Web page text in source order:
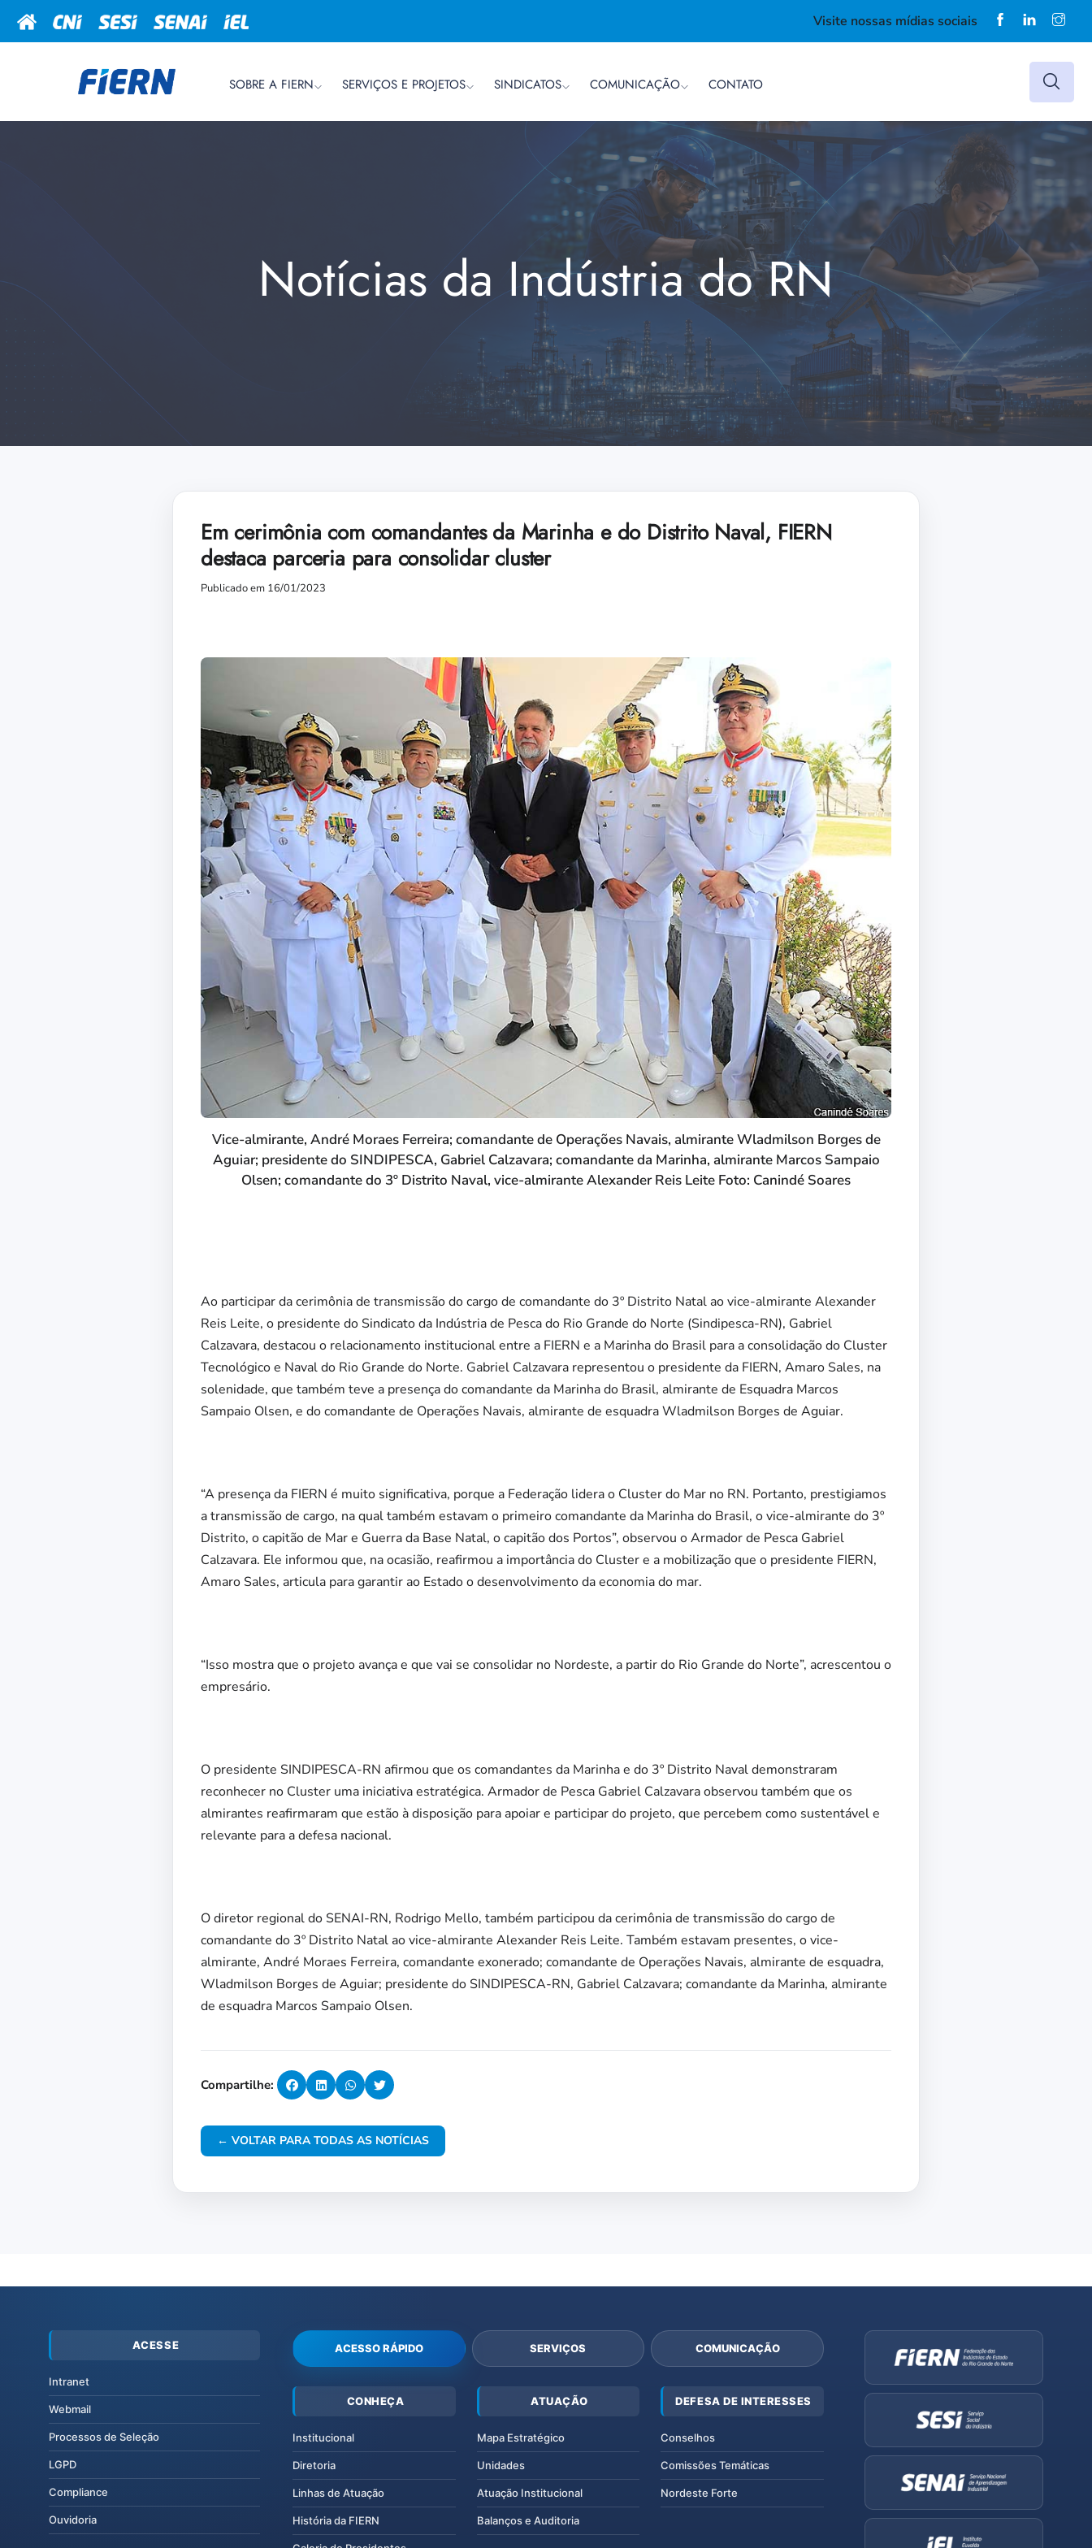
Visite nossas mídias sociais
SOBRE A FIERN SERVIÇOS E PROJETOS SINDICATOS COMUNICAÇÃO CONTATO
Notícias da Indústria do RN
Em cerimônia com comandantes da Marinha e do Distrito Naval, FIERN
destaca parceria para consolidar cluster
Publicado em 16/01/2023
Vice-almirante, André Moraes Ferreira; comandante de Operações Navais, almirante Wladmilson Borges de
Aguiar; presidente do SINDIPESCA, Gabriel Calzavara; comandante da Marinha, almirante Marcos Sampaio
Olsen; comandante do 3º Distrito Naval, vice-almirante Alexander Reis Leite Foto: Canindé Soares
Ao participar da cerimônia de transmissão do cargo de comandante do 3º Distrito Natal ao vice-almirante Alexander
Reis Leite, o presidente do Sindicato da Indústria de Pesca do Rio Grande do Norte (Sindipesca-RN), Gabriel
Calzavara, destacou o relacionamento institucional entre a FIERN e a Marinha do Brasil para a consolidação do Cluster
Tecnológico e Naval do Rio Grande do Norte. Gabriel Calzavara representou o presidente da FIERN, Amaro Sales, na
solenidade, que também teve a presença do comandante da Marinha do Brasil, almirante de Esquadra Marcos
Sampaio Olsen, e do comandante de Operações Navais, almirante de esquadra Wladmilson Borges de Aguiar.
“A presença da FIERN é muito significativa, porque a Federação lidera o Cluster do Mar no RN. Portanto, prestigiamos
a transmissão de cargo, na qual também estavam o primeiro comandante da Marinha do Brasil, o vice-almirante do 3º
Distrito, o capitão de Mar e Guerra da Base Natal, o capitão dos Portos”, observou o Armador de Pesca Gabriel
Calzavara. Ele informou que, na ocasião, reafirmou a importância do Cluster e a mobilização que o presidente FIERN,
Amaro Sales, articula para garantir ao Estado o desenvolvimento da economia do mar.
“Isso mostra que o projeto avança e que vai se consolidar no Nordeste, a partir do Rio Grande do Norte”, acrescentou o
empresário.
O presidente SINDIPESCA-RN afirmou que os comandantes da Marinha e do 3º Distrito Naval demonstraram
reconhecer no Cluster uma iniciativa estratégica. Armador de Pesca Gabriel Calzavara observou também que os
almirantes reafirmaram que estão à disposição para apoiar e participar do projeto, que percebem como sustentável e
relevante para a defesa nacional.
O diretor regional do SENAI-RN, Rodrigo Mello, também participou da cerimônia de transmissão do cargo de
comandante do 3º Distrito Natal ao vice-almirante Alexander Reis Leite. Também estavam presentes, o vice-
almirante, André Moraes Ferreira, comandante exonerado; comandante de Operações Navais, almirante de esquadra,
Wladmilson Borges de Aguiar; presidente do SINDIPESCA-RN, Gabriel Calzavara; comandante da Marinha, almirante
de esquadra Marcos Sampaio Olsen.
Compartilhe:
← VOLTAR PARA TODAS AS NOTÍCIAS
ACESSE
Intranet
Webmail
Processos de Seleção
LGPD
Compliance
Ouvidoria
ACESSO RÁPIDO SERVIÇOS COMUNICAÇÃO
CONHEÇA
Institucional
Diretoria
Linhas de Atuação
História da FIERN
ATUAÇÃO
Mapa Estratégico
Unidades
Atuação Institucional
Balanços e Auditoria
DEFESA DE INTERESSES
Conselhos
Comissões Temáticas
Nordeste Forte